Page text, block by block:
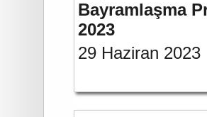
Bayramlaşma
2023
29 Haziran 2023